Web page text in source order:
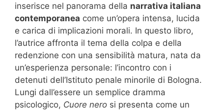
inserisce nel panorama della narrativa italiana
contemporanea come un’opera intensa, lucida
e carica di implicazioni morali. In questo libro,
l’autrice affronta il tema della colpa e della
redenzione con una sensibilità matura, nata da
un’esperienza personale: l’incontro con i
detenuti dell’Istituto penale minorile di Bologna.
Lungi dall’essere un semplice dramma
psicologico, Cuore nero si presenta come un